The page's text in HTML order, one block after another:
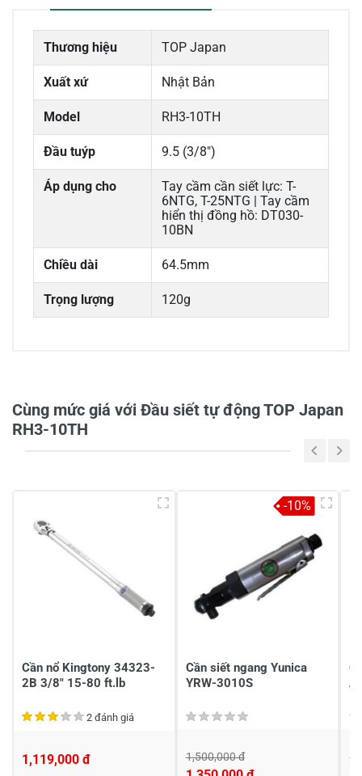
Thương hiệu TOP Japan
Xuất xứ Nhật Bản
Model RH3-10TH
Đầu tuýp 9.5 (3/8″)
Áp dụng cho
Tay cầm cần siết lực: T-
6NTG, T-25NTG | Tay cầm
hiển thị đồng hồ: DT030-
10BN
Chiều dài 64.5mm
Trọng lượng 120g
1
Chia sẻ nhận xét về sản phẩm
Cùng mức giá với Đầu siết tự động TOP Japan
RH3-10TH
Cần nổ Kingtony 34323-
2B 3/8" 15-80 ft.lb
2 đánh giá
1,119,000 đ
Cần siết ngang Yunica
YRW-3010S
1,500,000 đ
-10%